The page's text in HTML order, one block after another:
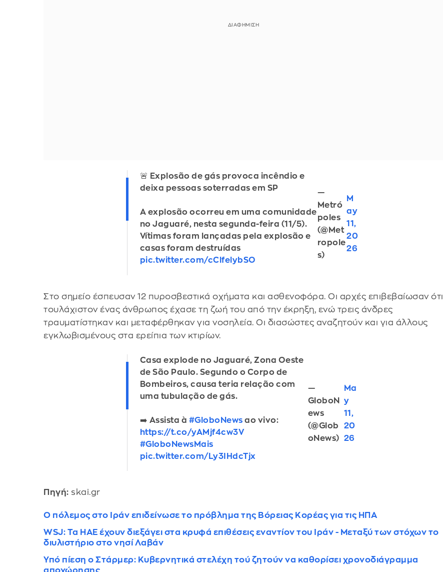
🚨 Explosão de gás provoca incêndio e
deixa pessoas soterradas em SP
A explosão ocorreu em uma comunidade
no Jaguaré, nesta segunda-feira (11/5).
Vítimas foram lançadas pela explosão e
casas foram destruídas
pic.twitter.com/cClfelybSO
—
Metró
poles
(@Met
ropole
s)
M
ay
11,
20
26
Στο σημείο έσπευσαν 12 πυροσβεστικά οχήματα και ασθενοφόρα. Οι αρχές επιβεβαίωσαν ότι
τουλάχιστον ένας άνθρωπος έχασε τη ζωή του από την έκρηξη, ενώ τρεις άνδρες
τραυματίστηκαν και μεταφέρθηκαν για νοσηλεία. Οι διασώστες αναζητούν και για άλλους
εγκλωβισμένους στα ερείπια των κτιρίων.
Casa explode no Jaguaré, Zona Oeste
de São Paulo. Segundo o Corpo de
Bombeiros, causa teria relação com
uma tubulação de gás.
➡️ Assista à #GloboNews ao vivo:
https://t.co/yAMjf4cw3V
#GloboNewsMais
pic.twitter.com/Ly3IHdcTjx
—
GloboN
ews
(@Glob
oNews)
Ma
y
11,
20
26
Πηγή: skai.gr
Ο πόλεμος στο Ιράν επιδείνωσε το πρόβλημα της Βόρειας Κορέας για τις ΗΠΑ
WSJ: Τα ΗΑΕ έχουν διεξάγει στα κρυφά επιθέσεις εναντίον του Ιράν - Μεταξύ των στόχων το
διυλιστήριο στο νησί Λαβάν
Υπό πίεση ο Στάρμερ: Κυβερνητικά στελέχη τού ζητούν να καθορίσει χρονοδιάγραμμα